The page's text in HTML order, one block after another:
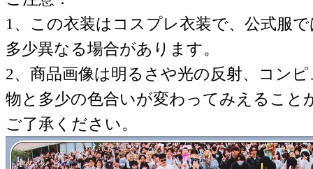
1、この衣装はコスプレ衣装で、公式服
多少異なる場合があります。
2、商品画像は明るさや光の反射、コン
物と多少の色合いが変わってみえること
ご了承ください。